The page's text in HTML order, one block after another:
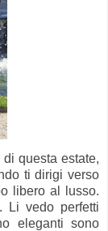
questa estate,
ti dirigi verso
libero al lusso.
Li vedo perfetti
eleganti sono